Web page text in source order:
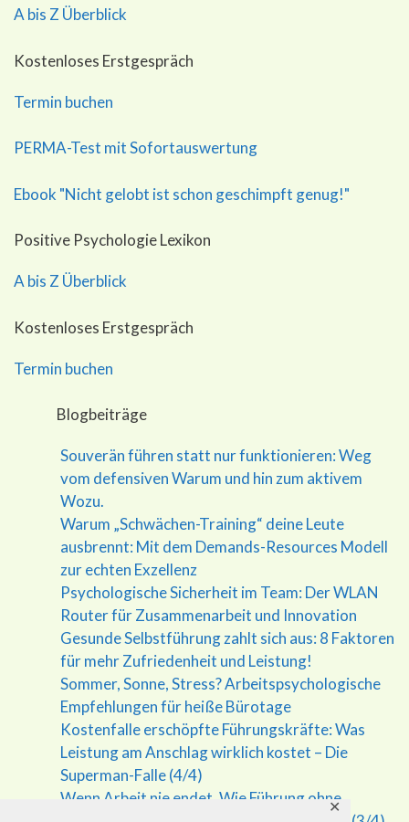
✕
A bis Z Überblick
Kostenloses Erstgespräch
Termin buchen
PERMA-Test mit Sofortauswertung
Ebook "Nicht gelobt ist schon geschimpft genug!"
Positive Psychologie Lexikon
A bis Z Überblick
Kostenloses Erstgespräch
Termin buchen
Blogbeiträge
Souverän führen statt nur funktionieren: Weg
vom defensiven Warum und hin zum aktivem
Wozu.
Warum „Schwächen-Training“ deine Leute
ausbrennt: Mit dem Demands-Resources Modell
zur echten Exzellenz
Psychologische Sicherheit im Team: Der WLAN
Router für Zusammenarbeit und Innovation
Gesunde Selbstführung zahlt sich aus: 8 Faktoren
für mehr Zufriedenheit und Leistung!
Sommer, Sonne, Stress? Arbeitspsychologische
Empfehlungen für heiße Bürotage
Kostenfalle erschöpfte Führungskräfte: Was
Leistung am Anschlag wirklich kostet – Die
Superman-Falle (4/4)
Wenn Arbeit nie endet. Wie Führung ohne